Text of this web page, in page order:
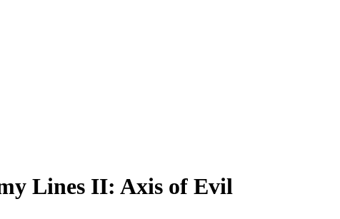
Lines II: Axis of Evil